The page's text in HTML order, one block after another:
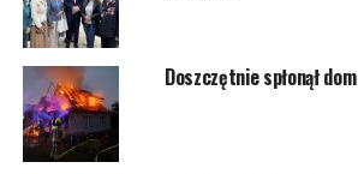
Budowa jednego z
świecie dobiega końca. Połączy wyspę
NIE PRZEGAP
Trzy dni Archidiecezjalnych Dni
Doszczętnie spłonął